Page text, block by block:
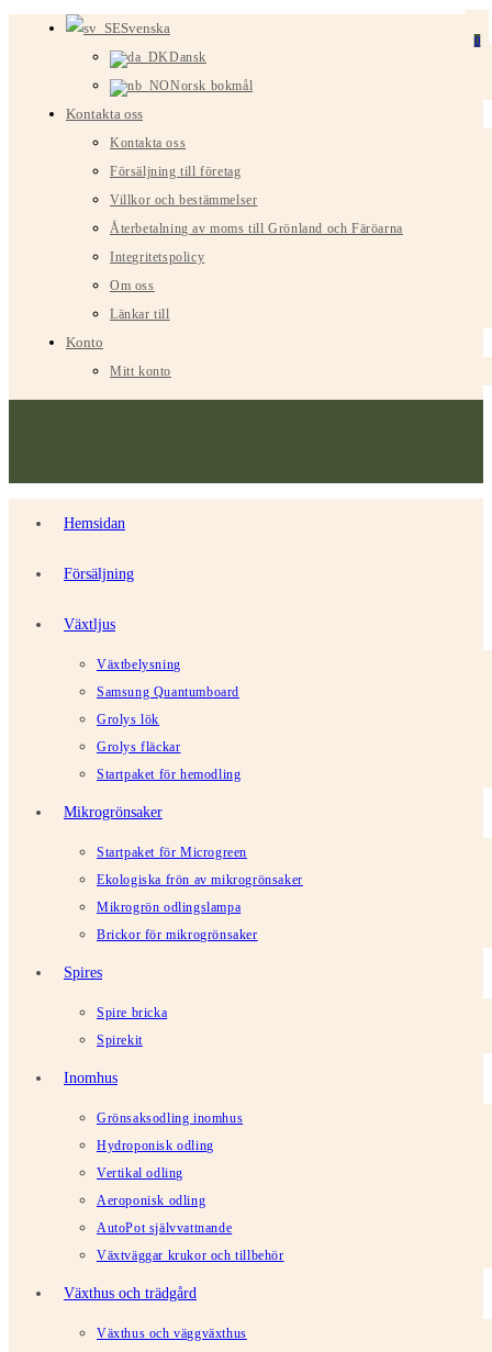
Svenska
Dansk
Norsk bokmål
Kontakta oss
Kontakta oss
Försäljning till företag
Villkor och bestämmelser
Återbetalning av moms till Grönland och Färöarna
Integritetspolicy
Om oss
Länkar till
Konto
Mitt konto
Hemsidan
Försäljning
Växtljus
Växtbelysning
Samsung Quantumboard
Grolys lök
Grolys fläckar
Startpaket för hemodling
Mikrogrönsaker
Startpaket för Microgreen
Ekologiska frön av mikrogrönsaker
Mikrogrön odlingslampa
Brickor för mikrogrönsaker
Spires
Spire bricka
Spirekit
Inomhus
Grönsaksodling inomhus
Hydroponisk odling
Vertikal odling
Aeroponisk odling
AutoPot självvattnande
Växtväggar krukor och tillbehör
Växthus och trädgård
Växthus och väggväxthus
0